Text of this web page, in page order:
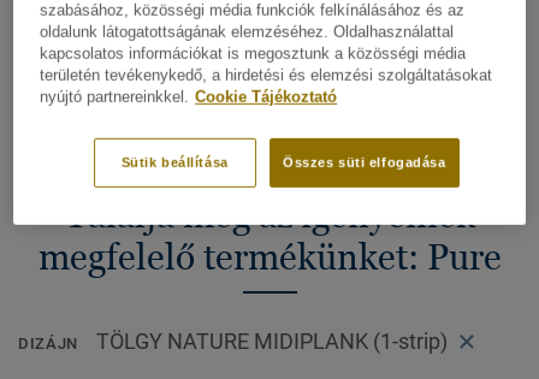
Hozzáadás az összehasonlítóhoz
Keresse meg értékesítési kapcsolattartóját
Találja meg az igényeinek
megfelelő termékünket: Pure
DIZÁJN TÖLGY NATURE MIDIPLANK (1-strip)
szabásához, közösségi média funkciók felkínálásához és az
oldalunk látogatottságának elemzéséhez. Oldalhasználattal
kapcsolatos információkat is megosztunk a közösségi média
területén tevékenykedő, a hirdetési és elemzési szolgáltatásokat
nyújtó partnereinkkel. Cookie Tájékoztató
Összes süti elfogadása
Sütik beállítása